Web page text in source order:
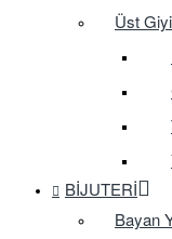
Üst
BIJUTERI
Bayan